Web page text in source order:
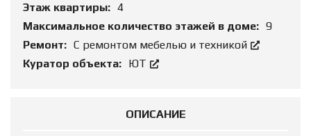
Этаж квартиры: 4
Максимальное количество этажей в доме: 9
Ремонт: С ремонтом мебелью и техникой
Куратор объекта: ЮТ
ОПИСАНИЕ